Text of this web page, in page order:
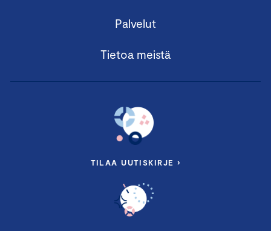
Palvelut
Tietoa meistä
TILAA UUTISKIRJE ›